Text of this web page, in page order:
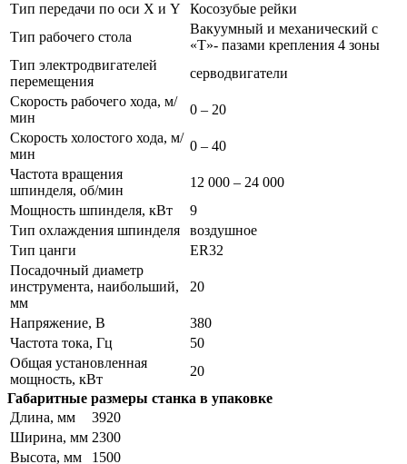
Тип передачи по оси X и Y
Косозубые рейки
Тип рабочего стола
Вакуумный и механический с
«Т»- пазами крепления 4 зоны
Тип электродвигателей
перемещения
серводвигатели
Скорость рабочего хода, м/
мин
0 – 20
Скорость холостого хода, м/
мин
0 – 40
Частота вращения
шпинделя, об/мин
12 000 – 24 000
Мощность шпинделя, кВт
9
Тип охлаждения шпинделя
воздушное
Тип цанги
ER32
Посадочный диаметр
инструмента, наибольший,
мм
20
Напряжение, В
380
Частота тока, Гц
50
Общая установленная
мощность, кВт
20
Габаритные размеры станка в упаковке
Длина, мм
3920
Ширина, мм 2300
Высота, мм
1500